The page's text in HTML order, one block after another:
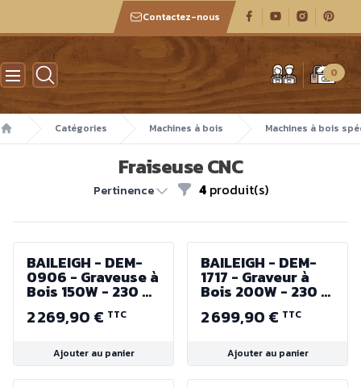
Contactez-nous
Atelier des boiseux 0
Accueil
Catégories Machines à bois Machines à bois
Fraiseuse CNC
Pertinence Filtres
4produit(s)
BAILEIGH - DEM-
0906 - Graveuse à
Bois 150W - 230 V
- Zone de travail
218 x 160 mm
2 269,90 € TTC
Ajouter au panier
BAILEIGH - DEM-
1717 - Graveur à
Bois 200W - 230 V
- Zone de travail
304 x 304 mm
2 699,90 € TTC
Ajouter au panier